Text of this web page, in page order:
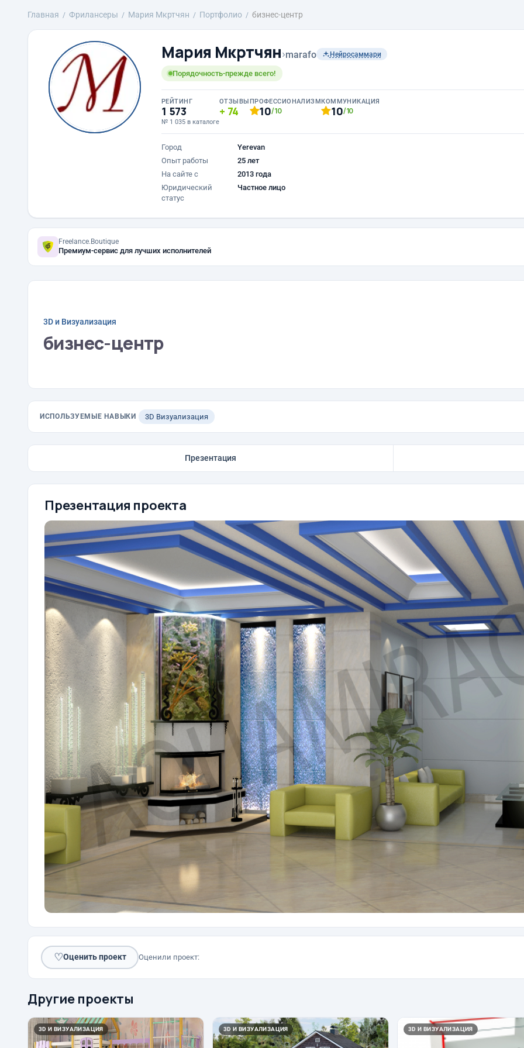
Главная Фрилансеры Mария Мкртчян Портфолио бизнес-центр
Mария Мкртчян›marafo Нейросаммари
Порядочность-прежде всего!
РЕЙТИНГ
1 573
№ 1 035 в каталоге
ОТЗЫВЫ
74
ПРОФЕССИОНАЛИЗМ
10/10
КОММУНИКАЦИЯ
10/10
Город
Yerevan
Опыт работы
25 лет
На сайте с
2013 года
Юридический
статус
Частное лицо
Freelance.Boutique
Премиум-сервис для лучших исполнителей
3D и Визуализация
бизнес-центр
ИСПОЛЬЗУЕМЫЕ НАВЫКИ 3D Визуализация
Презентация
Презентация проекта
♡Оценить проект Оценили проект:
Другие проекты
3D И ВИЗУАЛИЗАЦИЯ 3D И ВИЗУАЛИЗАЦИЯ 3D И ВИЗУАЛИЗАЦИЯ